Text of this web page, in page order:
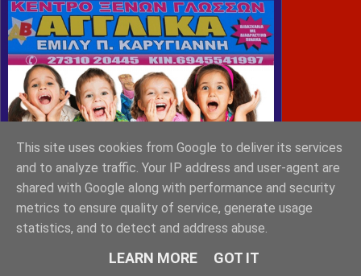
This site uses cookies from Google to deliver its services
and to analyze traffic. Your IP address and user-agent are
shared with Google along with performance and security
metrics to ensure quality of service, generate usage
statistics, and to detect and address abuse.
LEARN MORE GOT IT